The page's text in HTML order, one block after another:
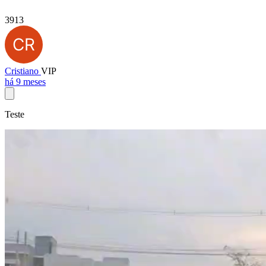
3913
Cristiano VIP
há 9 meses
Teste